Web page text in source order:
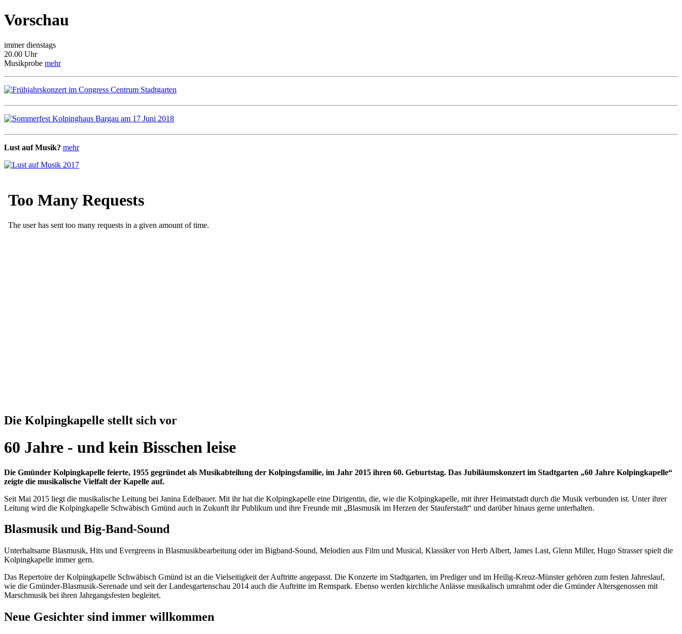
Vorschau
immer dienstags
20.00 Uhr
Musikprobe mehr
Lust auf Musik? mehr
Die Kolpingkapelle stellt sich vor
60 Jahre - und kein Bisschen leise
Die Gmünder Kolpingkapelle feierte, 1955 gegründet als Musikabteilung der Kolpingsfamilie, im Jahr 2015 ihren 60. Geburtstag. Das Jubiläumskonzert im Stadtgarten „60 Jahre Kolpingkapelle“
zeigte die musikalische Vielfalt der Kapelle auf.
Seit Mai 2015 liegt die musikalische Leitung bei Janina Edelbauer. Mit ihr hat die Kolpingkapelle eine Dirigentin, die, wie die Kolpingkapelle, mit ihrer Heimatstadt durch die Musik verbunden ist. Unter ihrer
Leitung wird die Kolpingkapelle Schwäbisch Gmünd auch in Zukunft ihr Publikum und ihre Freunde mit „Blasmusik im Herzen der Stauferstadt“ und darüber hinaus gerne unterhalten.
Blasmusik und Big-Band-Sound
Unterhaltsame Blasmusik, Hits und Evergreens in Blasmusikbearbeitung oder im Bigband-Sound, Melodien aus Film und Musical, Klassiker von Herb Albert, James Last, Glenn Miller, Hugo Strasser spielt die
Kolpingkapelle immer gern.
Das Repertoire der Kolpingkapelle Schwäbisch Gmünd ist an die Vielseitigkeit der Auftritte angepasst. Die Konzerte im Stadtgarten, im Prediger und im Heilig-Kreuz-Münster gehören zum festen Jahreslauf,
wie die Gmünder-Blasmusik-Serenade und seit der Landesgartenschau 2014 auch die Auftritte im Remspark. Ebenso werden kirchliche Anlässe musikalisch umrahmt oder die Gmünder Altersgenossen mit
Marschmusik bei ihren Jahrgangsfesten begleitet.
Neue Gesichter sind immer willkommen